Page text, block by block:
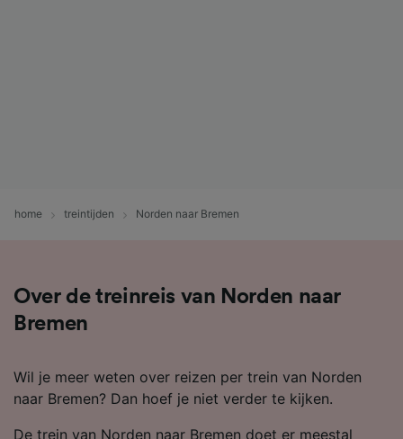
home treintijden Norden naar Bremen
Over de treinreis van Norden naar
Bremen
Wil je meer weten over reizen per trein van Norden
naar Bremen? Dan hoef je niet verder te kijken.
De trein van Norden naar Bremen doet er meestal